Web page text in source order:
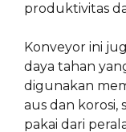
produktivitas
Konveyor ini
daya tahan
digunakan
aus dan korosi,
pakai dari